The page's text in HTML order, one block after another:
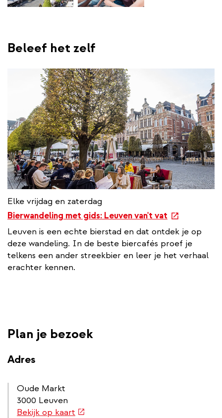
Beleef het zelf
Elke vrijdag en zaterdag
Bierwandeling met gids: Leuven van't vat
e
x
e
n
Leuven is een echte bierstad en dat ontdek je op
deze wandeling. In de beste biercafés proef je
telkens een ander streekbier en leer je het verhaal
erachter kennen.
Plan je bezoek
Adres
Oude Markt
3000 Leuven
Bekijk op kaart (externe